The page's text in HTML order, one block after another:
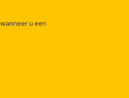
wanneeru een